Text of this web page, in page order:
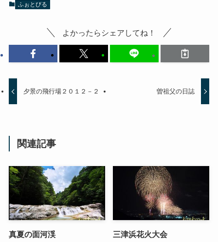
ふぉとびる
よかったらシェアしてね！
夕景の飛行場２０１２－２ 曽祖父の日誌
関連記事
真夏の面河渓 三津浜花火大会